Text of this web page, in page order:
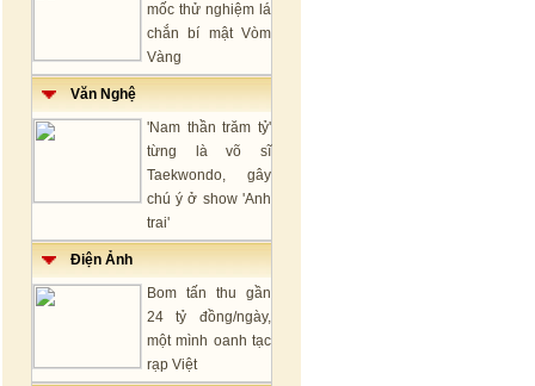
mốc thử nghiệm lá
chắn bí mật Vòm
Vàng
Văn Nghệ
'Nam thần trăm tỷ'
từng là võ sĩ
Taekwondo, gây
chú ý ở show 'Anh
trai'
Điện Ảnh
Bom tấn thu gần
24 tỷ đồng/ngày,
một mình oanh tạc
rạp Việt